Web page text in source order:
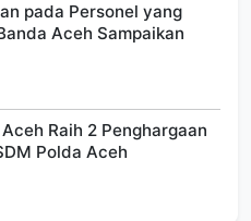
pada Personel yang
Aceh Sampaikan
Raih 2 Penghargaan
Polda Aceh